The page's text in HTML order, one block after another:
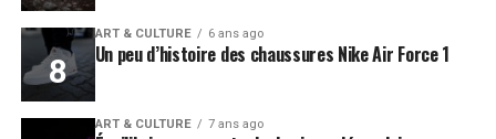
ART & CULTURE 6 ans ago
Un peu d’histoire des chaussures Nike Air Force 1
ART & CULTURE 7 ans ago